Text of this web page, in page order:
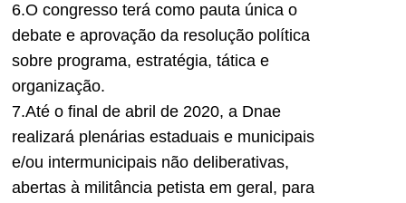
6.O congresso terá como pauta única o
debate e aprovação da resolução política
sobre programa, estratégia, tática e
organização.
7.Até o final de abril de 2020, a Dnae
realizará plenárias estaduais e municipais
e/ou intermunicipais não deliberativas,
abertas à militância petista em geral, para